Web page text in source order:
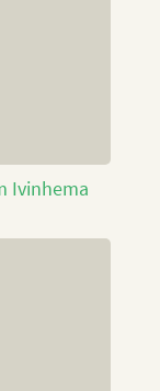
Ivinhema